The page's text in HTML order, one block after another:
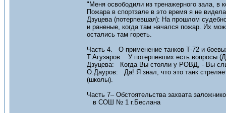
"Меня освободили из тренажерного зала, в
Пожара в спортзале в это время я не
Дзуцева (потерпевшая): На прошлом
и раненые, когда там начался пожар. Их
остались там гореть.
Часть 4. О применение танков Т-72 и
Т.Агузаров: У потерпевших есть вопросы
Дзуцева: Когда Вы стояли у РОВД, - Вы
О.Дауров: Да! Я знал, что это танк
(школы).
Часть 7– Обстоятельства захвата
в СОШ № 1 г.Беслана